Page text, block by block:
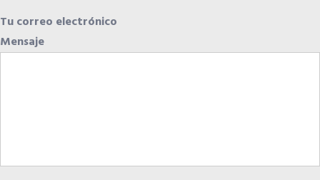
Tu correo electrónico
Mensaje